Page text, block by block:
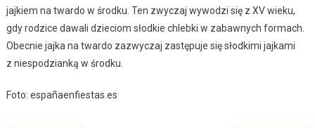
jajkiem na twardo w środku. Ten zwyczaj wywodzi się z XV wieku,
gdy rodzice dawali dzieciom słodkie chlebki w zabawnych formach.
Obecnie jajka na twardo zazwyczaj zastępuje się słodkimi jajkami
z niespodzianką w środku.
Foto: españaenfiestas.es